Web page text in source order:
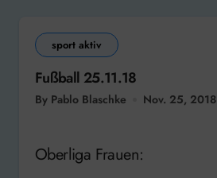
sport aktiv
Fußball 25.11.18
By Pablo Blaschke Nov. 25, 2018
Oberliga Frauen: